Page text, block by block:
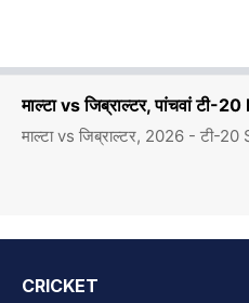
माल्टा vs जिब्राल्टर, पांचवां
माल्टा vs जिब्राल्टर, 2026 - टी-
CRICKET